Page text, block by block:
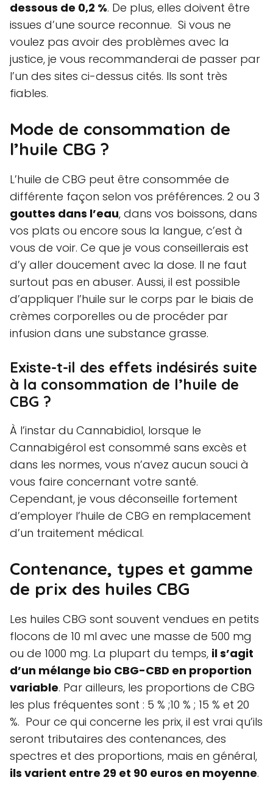
dessous de 0,2 %. De plus, elles doivent être
issues d’une source reconnue. Si vous ne
voulez pas avoir des problèmes avec la
justice, je vous recommanderai de passer par
l’un des sites ci-dessus cités. Ils sont très
fiables.
Mode de consommation de
l’huile CBG ?
L’huile de CBG peut être consommée de
différente façon selon vos préférences. 2 ou 3
gouttes dans l’eau, dans vos boissons, dans
vos plats ou encore sous la langue, c’est à
vous de voir. Ce que je vous conseillerais est
d’y aller doucement avec la dose. Il ne faut
surtout pas en abuser. Aussi, il est possible
d’appliquer l’huile sur le corps par le biais de
crèmes corporelles ou de procéder par
infusion dans une substance grasse.
Existe-t-il des effets indésirés suite
à la consommation de l’huile de
CBG ?
À l’instar du Cannabidiol, lorsque le
Cannabigérol est consommé sans excès et
dans les normes, vous n’avez aucun souci à
vous faire concernant votre santé.
Cependant, je vous déconseille fortement
d’employer l’huile de CBG en remplacement
d’un traitement médical.
Contenance, types et gamme
de prix des huiles CBG
Les huiles CBG sont souvent vendues en petits
flocons de 10 ml avec une masse de 500 mg
ou de 1000 mg. La plupart du temps, il s’agit
d’un mélange bio CBG-CBD en proportion
variable. Par ailleurs, les proportions de CBG
les plus fréquentes sont : 5 % ;10 % ; 15 % et 20
%. Pour ce qui concerne les prix, il est vrai qu’ils
seront tributaires des contenances, des
spectres et des proportions, mais en général,
ils varient entre 29 et 90 euros en moyenne.